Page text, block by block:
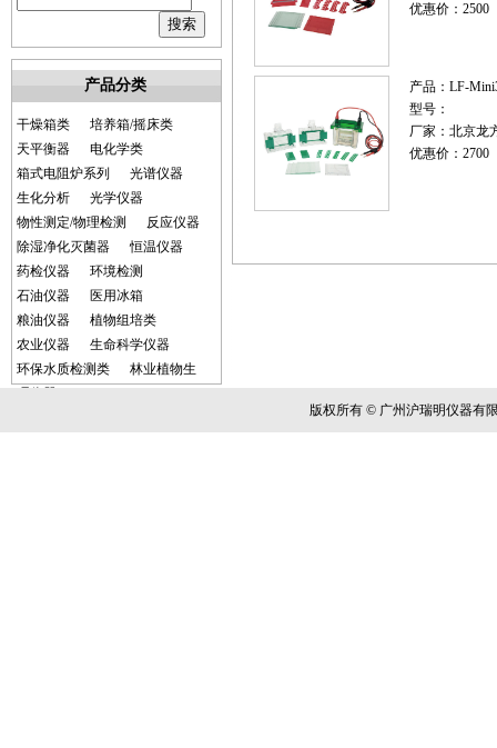
产品分类
干燥箱类
培养箱/摇床类
天平衡器
电化学类
箱式电阻炉系列
光谱仪器
生化分析
光学仪器
物性测定/物理检测
反应仪器
除湿净化灭菌器
恒温仪器
药检仪器
环境检测
石油仪器
医用冰箱
粮油仪器
植物组培类
农业仪器
生命科学仪器
环保水质检测类
林业植物生
优惠价：2500
产品： LF-
型号：
厂家： 北京龙
优惠价：2700
版权所有 © 广州沪瑞明仪器有